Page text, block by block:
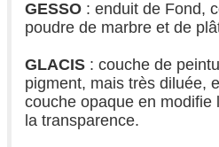
GESSO : enduit de Fond,
poudre de marbre et de
GLACIS : couche de
pigment, mais très diluée,
couche opaque en modifie
la transparence.